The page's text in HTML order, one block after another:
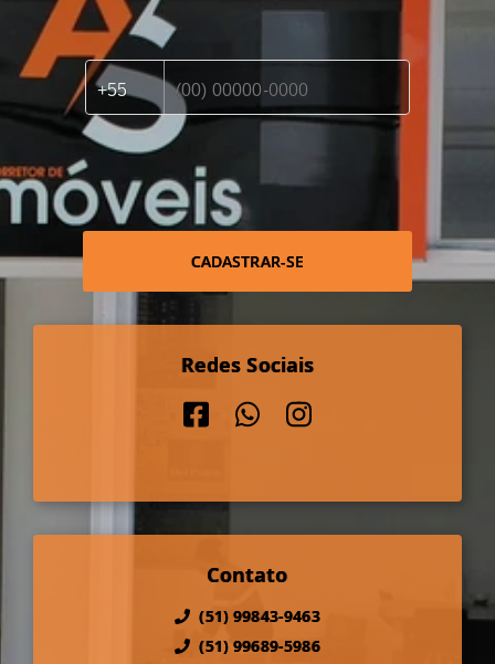
CADASTRAR-SE
Redes Sociais
Contato
(51) 99843-9463
(51) 99689-5986